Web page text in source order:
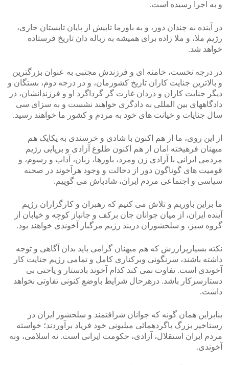
و به اجرا رسیده است.
در آینده نه چندان دور، و به باورما تاپیش از پایان تابستان جاری،
رژیم ملا، و ملا زاده برای همیشه به زباله دان تاریخ فرستاده
خواهد شد.
در درجه نخست، خامنه ای و فرزندش مجتبی به عنوان بزرگترین
و بالاترین جنایت کاران تاریخ کشورمان، و در درجه دوم، بستگان و
دیگر جنایت کاران و دزدان غارت گر گرداگرد او و فرزندانشان، در
دادگاههای بین المللی به دادگری خواهند نشست و به سزای سی
سال جنایات و خیانت های خود به مردم و کشور ما خواهند رسید.
از این روی، ما از هم اکنون با شادی و خرسندی به یکایک هم
میهنان فرهیخته امان از هم اکنون طلوع آزادی و برپایی رژیم
مردمی ایرانی با آزادی زن ومرد، باورها، زبان، آداب و رسوم، و
قومیت های گوناگون دور از دخالت و وجود هرآخوند در صحنه
سیاسی و اجتماعی مردم ایران، شادباش می گوییم.
ما براین باوریم و تلاش می کنیم که رهبران و کارگزاران رژیم
آینده ایران، از میان جوانان جان برکف و جانباز کوچه و خیابان از
گروه سبز، و سلحشوران دربند رژیم مرگبار آخوندی خواهند بود.
نکته بسیارپرارزش که هم میهنان گرامی باید بدان آگاهی و توجه
داشته باشند، سرنگونی وبرکناری کامل و تمامی رژیم جنایت کار
آخوندی است. تفاوت نمی کند کدام آخوند بادستار و یاحتی بی
دستارسرکار باشد. درهرحال شرایط باوضع کنونی تفاوتی نخواهد
داشت.
بنابراین همان گونه که جوانان شرافتمند و سلحشور ایران در
رستاخیز بزرگ باگردهمائی میلیونی خود فریاد برآوردند؛ خواسته
مردم ایران استقلال، آزادی، حکومت ایرانی است. نه اسلامی، ونه
آخوندی.